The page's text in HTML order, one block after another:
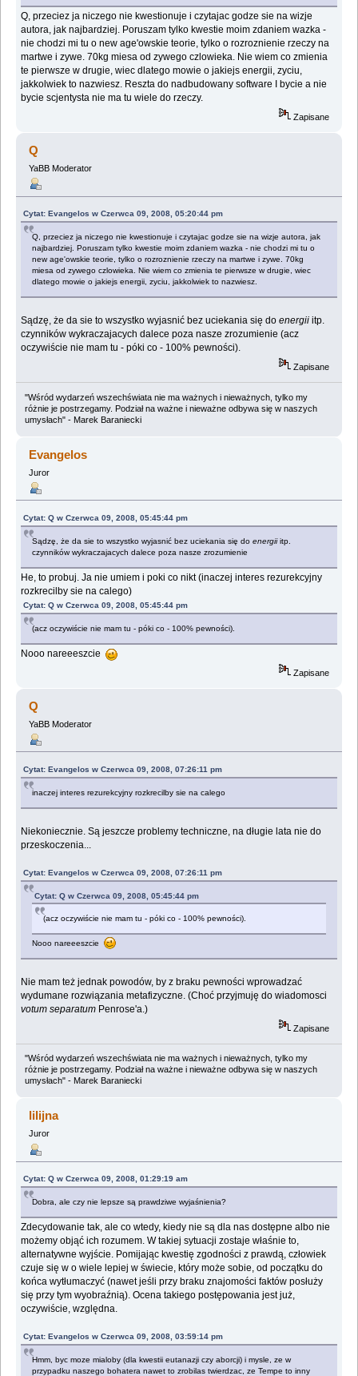
Q, przeciez ja niczego nie kwestionuje i czytajac godze sie na wizje
autora, jak najbardziej. Poruszam tylko kwestie moim zdaniem wazka -
nie chodzi mi tu o new age'owskie teorie, tylko o rozroznienie rzeczy na
martwe i zywe. 70kg miesa od zywego czlowieka. Nie wiem co zmienia
te pierwsze w drugie, wiec dlatego mowie o jakiejs energii, zyciu,
jakkolwiek to nazwiesz. Reszta do nadbudowany software I bycie a nie
bycie scjentysta nie ma tu wiele do rzeczy.
Zapisane
Q
YaBB Moderator
Cytat: Evangelos w Czerwca 09, 2008, 05:20:44 pm
Q, przeciez ja niczego nie kwestionuje i czytajac godze sie na wizje autora, jak
najbardziej. Poruszam tylko kwestie moim zdaniem wazka - nie chodzi mi tu o
new age'owskie teorie, tylko o rozroznienie rzeczy na martwe i zywe. 70kg
miesa od zywego czlowieka. Nie wiem co zmienia te pierwsze w drugie, wiec
dlatego mowie o jakiejs energii, zyciu, jakkolwiek to nazwiesz.
Sądzę, że da sie to wszystko wyjasnić bez uciekania się doenergii itp.
czynników wykraczajacych dalece poza nasze zrozumienie (acz
oczywiście nie mam tu - póki co - 100% pewności).
Zapisane
"Wśród wydarzeń wszechświata nie ma ważnych i nieważnych, tylko my
różnie je postrzegamy. Podział na ważne i nieważne odbywa się w naszych
umysłach" - Marek Baraniecki
Evangelos
Juror
Cytat: Q w Czerwca 09, 2008, 05:45:44 pm
Sądzę, że da sie to wszystko wyjasnić bez uciekania się doenergiiitp.
czynników wykraczajacych dalece poza nasze zrozumienie
He, to probuj. Ja nie umiem i poki co nikt (inaczej interes rezurekcyjny
rozkrecilby sie na calego)
Cytat: Q w Czerwca 09, 2008, 05:45:44 pm
(acz oczywiście nie mam tu - póki co - 100% pewności).
Nooo nareeeszcie
Zapisane
Q
YaBB Moderator
Cytat: Evangelos w Czerwca 09, 2008, 07:26:11 pm
inaczej interes rezurekcyjny rozkrecilby sie na calego
Niekoniecznie. Są jeszcze problemy techniczne, na długie lata nie do
przeskoczenia...
Cytat: Evangelos w Czerwca 09, 2008, 07:26:11 pm
Cytat: Q w Czerwca 09, 2008, 05:45:44 pm
(acz oczywiście nie mam tu - póki co - 100% pewności).
Nooo nareeeszcie
Nie mam też jednak powodów, by z braku pewności wprowadzać
wydumane rozwiązania metafizyczne. (Choć przyjmuję do wiadomosci
votum separatum Penrose'a.)
Zapisane
"Wśród wydarzeń wszechświata nie ma ważnych i nieważnych, tylko my
różnie je postrzegamy. Podział na ważne i nieważne odbywa się w naszych
umysłach" - Marek Baraniecki
lilijna
Juror
Cytat: Q w Czerwca 09, 2008, 01:29:19 am
Dobra, ale czy nie lepsze są prawdziwe wyjaśnienia?
Zdecydowanie tak, ale co wtedy, kiedy nie są dla nas dostępne albo nie
możemy objąć ich rozumem. W takiej sytuacji zostaje właśnie to,
alternatywne wyjście. Pomijając kwestię zgodności z prawdą, człowiek
czuje się w o wiele lepiej w świecie, który może sobie, od początku do
końca wytłumaczyć (nawet jeśli przy braku znajomości faktów posłuży
się przy tym wyobraźnią). Ocena takiego postępowania jest już,
oczywiście, względna.
Cytat: Evangelos w Czerwca 09, 2008, 03:59:14 pm
Hmm, byc moze mialoby (dla kwestii eutanazji czy aborcji) i mysle, ze w
przypadku naszego bohatera nawet to zrobilas twierdzac, ze Tempe to inny